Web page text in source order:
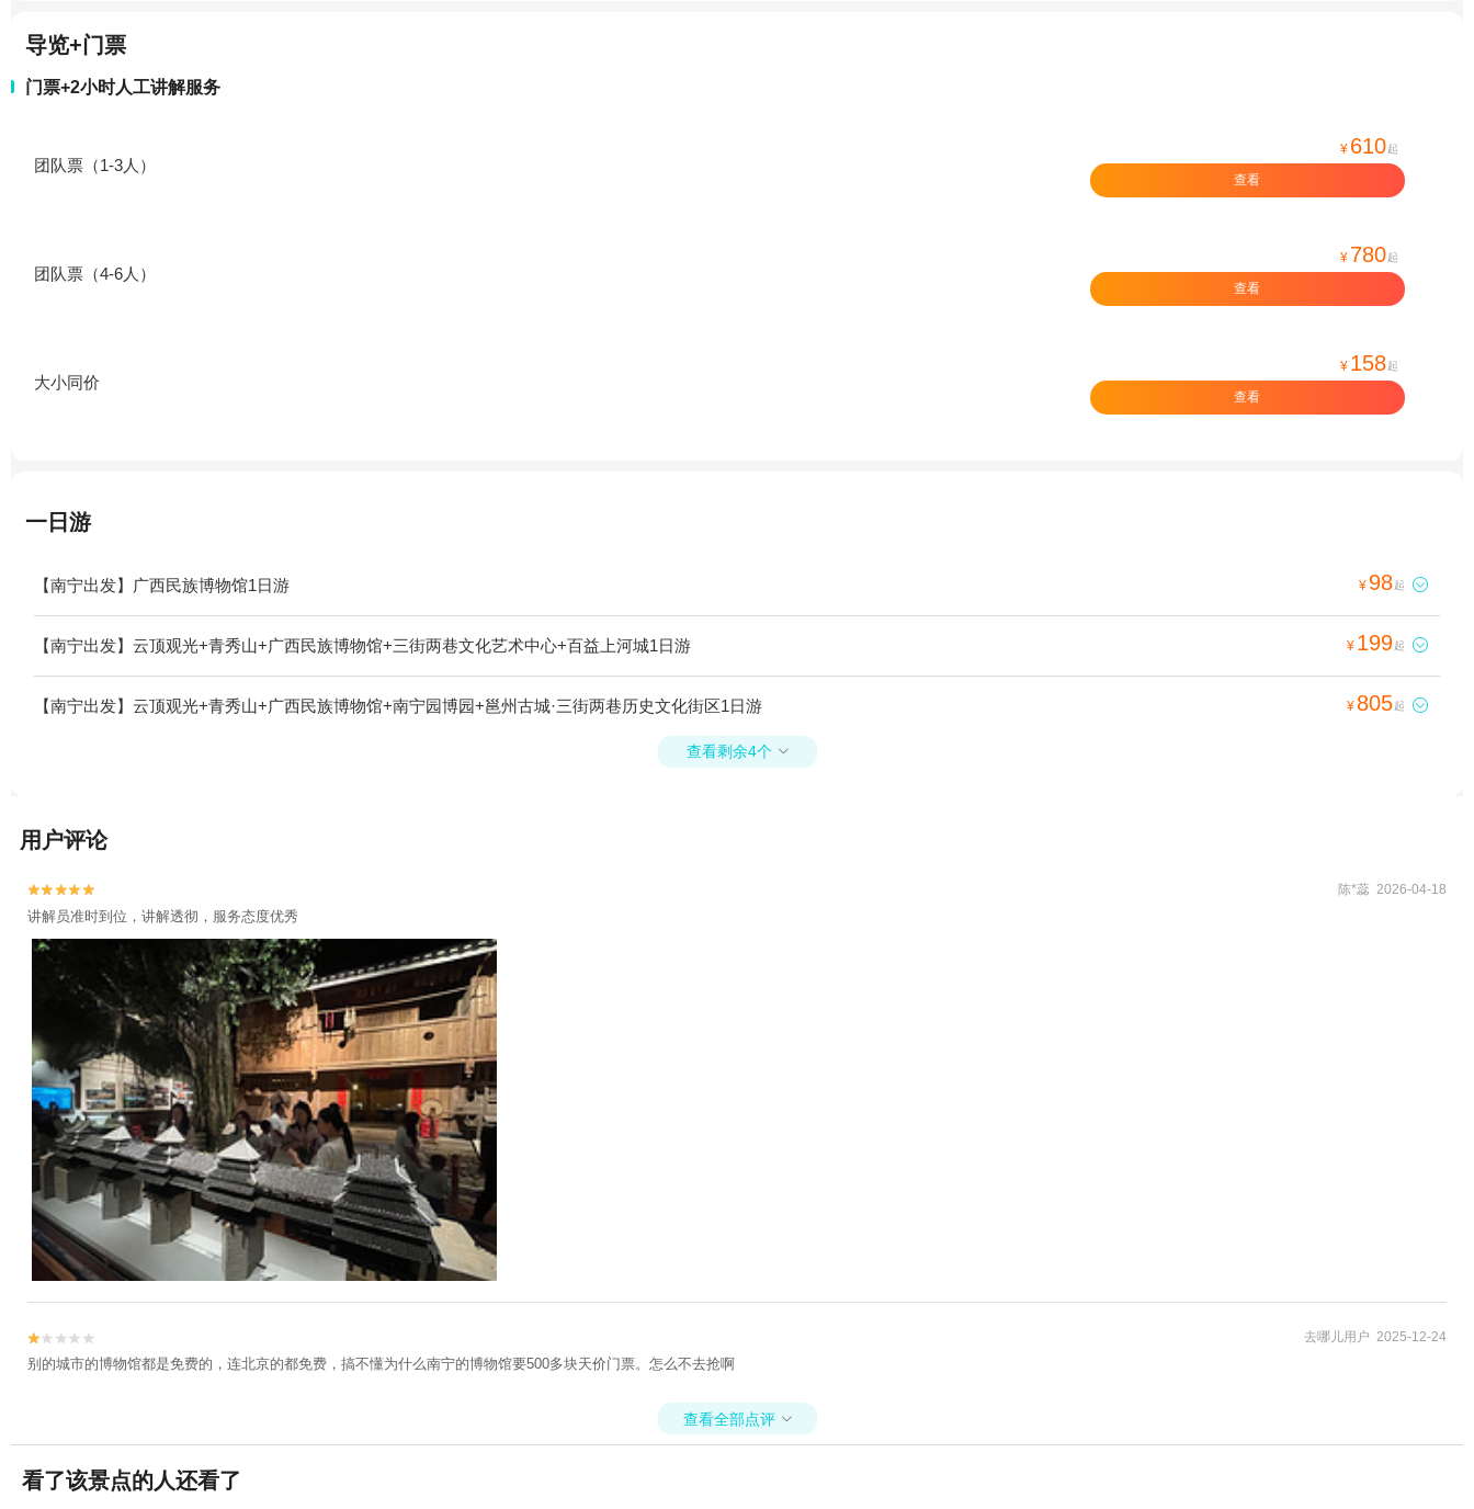
导览+门票
门票+2小时人工讲解服务
团队票（1-3人）
¥ 610 起
查看
团队票（4-6人）
¥ 780 起
查看
大小同价
¥ 158 起
查看
一日游
【南宁出发】广西民族博物馆1日游 ¥ 98起 
【南宁出发】云顶观光+青秀山+广西民族博物馆+三街两巷文化艺术中心+百益上河城1日游 ¥ 199起 
【南宁出发】云顶观光+青秀山+广西民族博物馆+南宁园博园+邕州古城·三街两巷历史文化街区1日游 ¥ 805起 
查看剩余4个 
用户评论

 陈*蕊 2026-04-18
讲解员准时到位，讲解透彻，服务态度优秀

 去哪儿用户 2025-12-24
别的城市的博物馆都是免费的，连北京的都免费，搞不懂为什么南宁的博物馆要500多块天价门票。怎么不去抢啊
查看全部点评 
看了该景点的人还看了